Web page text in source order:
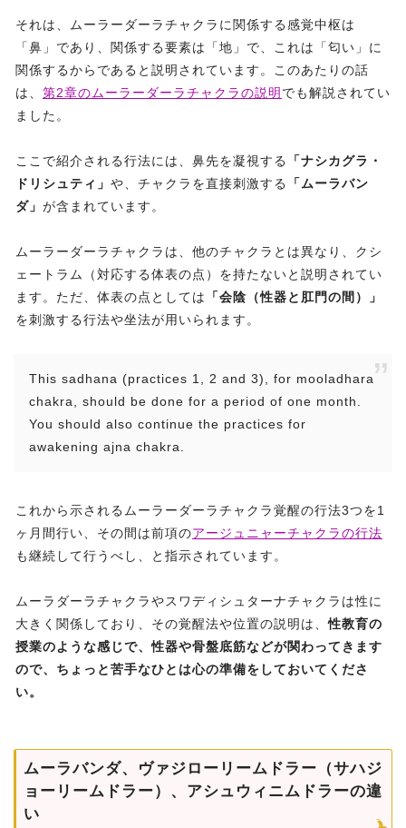
それは、ムーラーダーラチャクラに関係する感覚中枢は
「鼻」であり、関係する要素は「地」で、これは「匂い」に
関係するからであると説明されています。このあたりの話
は、 第2章のムーラーダーラチャクラの説明 でも解説されてい
ました。
ここで紹介される行法には、鼻先を凝視する
「ナシカグラ・
ドリシュティ」 や、チャクラを直接刺激する
「ムーラバン
ダ」 が含まれています。
ムーラーダーラチャクラは、他のチャクラとは異なり、クシ
ェートラム（対応する体表の点）を持たないと説明されてい
ます。ただ、体表の点としては
「会陰（性器と肛門の間）」
を刺激する行法や坐法が用いられます。
This sadhana (practices 1, 2 and 3), for mooladhara
chakra, should be done for a period of one month.
You should also continue the practices for
awakening ajna chakra.
これから示されるムーラーダーラチャクラ覚醒の行法3つを1
ヶ月間行い、その間は前項のアージュニャーチャクラの行法
も継続して行うべし、と指示されています。
ムーラダーラチャクラやスワディシュターナチャクラは性に
大きく関係しており、その覚醒法や位置の説明は、性教育の
授業のような感じで、性器や骨盤底筋などが関わってきます
ので、ちょっと苦手なひとは心の準備をしておいてくださ
い。
ムーラバンダ、ヴァジローリームドラー（サハジ
ョーリームドラー）、アシュウィニムドラーの違
い